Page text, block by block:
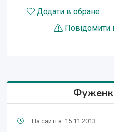
Додати в обране
Повідомити
На сайті з: 15.11.2013